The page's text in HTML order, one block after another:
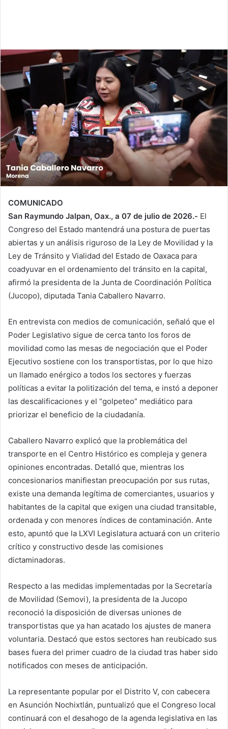
COMUNICADO
San Raymundo Jalpan, Oax., a 07 de julio de 2026.- El
Congreso del Estado mantendrá una postura de puertas
abiertas y un análisis riguroso de la Ley de Movilidad y la
Ley de Tránsito y Vialidad del Estado de Oaxaca para
coadyuvar en el ordenamiento del tránsito en la capital,
afirmó la presidenta de la Junta de Coordinación Política
(Jucopo), diputada Tania Caballero Navarro.
En entrevista con medios de comunicación, señaló que el
Poder Legislativo sigue de cerca tanto los foros de
movilidad como las mesas de negociación que el Poder
Ejecutivo sostiene con los transportistas, por lo que hizo
un llamado enérgico a todos los sectores y fuerzas
políticas a evitar la politización del tema, e instó a deponer
las descalificaciones y el “golpeteo” mediático para
priorizar el beneficio de la ciudadanía.
Caballero Navarro explicó que la problemática del
transporte en el Centro Histórico es compleja y genera
opiniones encontradas. Detalló que, mientras los
concesionarios manifiestan preocupación por sus rutas,
existe una demanda legítima de comerciantes, usuarios y
habitantes de la capital que exigen una ciudad transitable,
ordenada y con menores índices de contaminación. Ante
esto, apuntó que la LXVI Legislatura actuará con un criterio
crítico y constructivo desde las comisiones
dictaminadoras.
Respecto a las medidas implementadas por la Secretaría
de Movilidad (Semovi), la presidenta de la Jucopo
reconoció la disposición de diversas uniones de
transportistas que ya han acatado los ajustes de manera
voluntaria. Destacó que estos sectores han reubicado sus
bases fuera del primer cuadro de la ciudad tras haber sido
notificados con meses de anticipación.
La representante popular por el Distrito V, con cabecera
en Asunción Nochixtlán, puntualizó que el Congreso local
continuará con el desahogo de la agenda legislativa en las